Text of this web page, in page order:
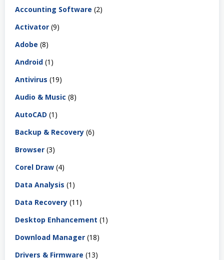
Accounting Software (2)
Activator (9)
Adobe (8)
Android (1)
Antivirus (19)
Audio & Music (8)
AutoCAD (1)
Backup & Recovery (6)
Browser (3)
Corel Draw (4)
Data Analysis (1)
Data Recovery (11)
Desktop Enhancement (1)
Download Manager (18)
Drivers & Firmware (13)